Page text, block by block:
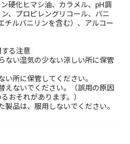
硬化ヒマシ油、カラメル、pH調
、プロピレングリコール、バニ
チルバニリンを含む）、アルコー
る注意
ない湿気の少ない涼しい所に保管
い所に保管してください。
えないでください。（誤用の原因
おそれがあります。）
製品は、服用しないでください。